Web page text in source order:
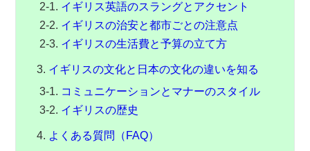
イギリス英語のスラングとアクセント
イギリスの治安と都市ごとの注意点
イギリスの生活費と予算の立て方
イギリスの文化と日本の文化の違いを知る
コミュニケーションとマナーのスタイル
イギリスの歴史
よくある質問（FAQ）